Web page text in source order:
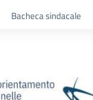
Bacheca sindacale